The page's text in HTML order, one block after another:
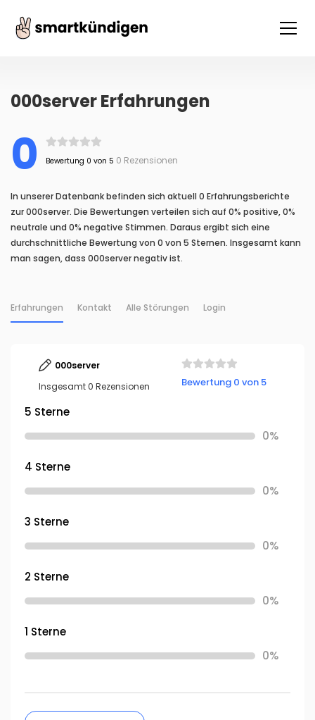
000server Erfahrungen
0 Bewertung 0 von 5 0 Rezensionen
In unserer Datenbank befinden sich aktuell 0 Erfahrungsberichte
zur 000server. Die Bewertungen verteilen sich auf 0% positive, 0%
neutrale und 0% negative Stimmen. Daraus ergibt sich eine
durchschnittliche Bewertung von 0 von 5 Sternen. Insgesamt kann
man sagen, dass 000server negativ ist.
Erfahrungen Kontakt Alle Störungen Login
000server
Insgesamt 0 Rezensionen
Bewertung 0 von 5
5 Sterne
0%
4 Sterne
0%
3 Sterne
0%
2 Sterne
0%
1 Sterne
0%